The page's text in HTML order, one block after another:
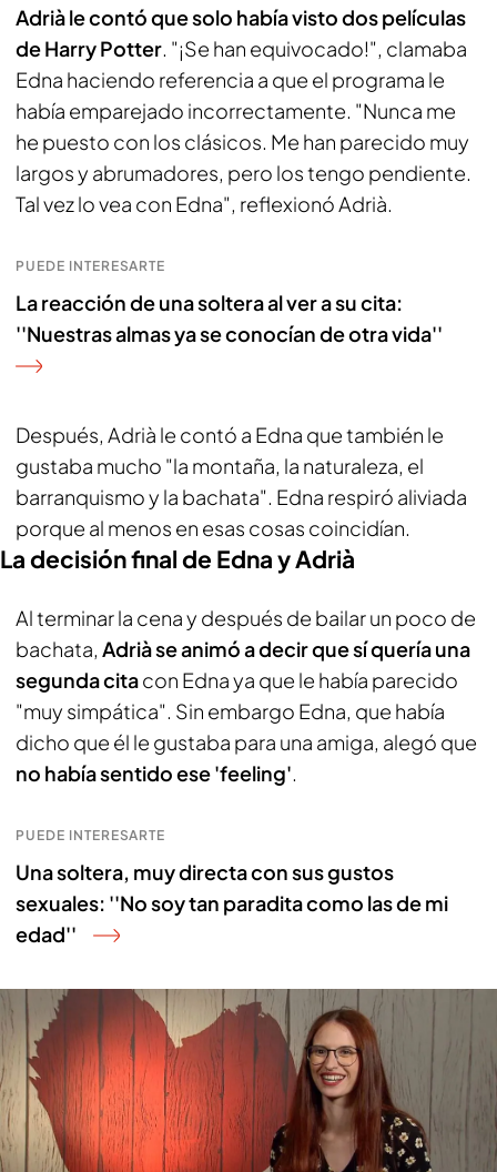
Adrià le contó que solo había visto dos películas
de Harry Potter. "¡Se han equivocado!", clamaba
Edna haciendo referencia a que el programa le
había emparejado incorrectamente. "Nunca me
he puesto con los clásicos. Me han parecido muy
largos y abrumadores, pero los tengo pendiente.
Tal vez lo vea con Edna", reflexionó Adrià.
PUEDE INTERESARTE
La reacción de una soltera al ver a su cita:
''Nuestras almas ya se conocían de otra vida''
Después, Adrià le contó a Edna que también le
gustaba mucho "la montaña, la naturaleza, el
barranquismo y la bachata". Edna respiró aliviada
porque al menos en esas cosas coincidían.
La decisión final de Edna y Adrià
Al terminar la cena y después de bailar un poco de
bachata, Adrià se animó a decir que sí quería una
segunda citacon Edna ya que le había parecido
"muy simpática". Sin embargo Edna, que había
dicho que él le gustaba para una amiga, alegó que
no había sentido ese 'feeling'.
PUEDE INTERESARTE
Una soltera, muy directa con sus gustos
sexuales: ''No soy tan paradita como las de mi
edad''